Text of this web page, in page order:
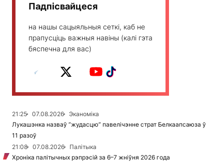
Падпісвайцеся
на нашы сацыяльныя сеткі, каб не
прапусціць важныя навіны (калі гэта
бяспечна для вас)
21:25 07.08.2026
Эканоміка
Лукашэнка назваў “жудасцю” павелічэнне страт Белкаапсаюза ў
11 разоў
21:08
07.08.2026
Палітыка
Хроніка палітычных рэпрэсій за 6–7 жніўня 2026 года